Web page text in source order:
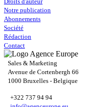
Notre publication
Abonnements
Société
Rédaction
Contact
Sales & Marketing
Avenue de Cortenbergh 66
1000 Bruxelles - Belgique
+322 737 94 94